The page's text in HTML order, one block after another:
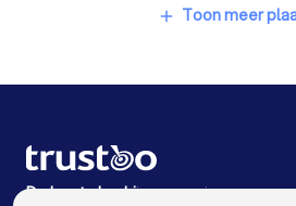
Diëtisten in Amsterdam
Diëtisten in Groningen
Diëtisten in Breda
add Toon meer
De beste bedrijven voor jou